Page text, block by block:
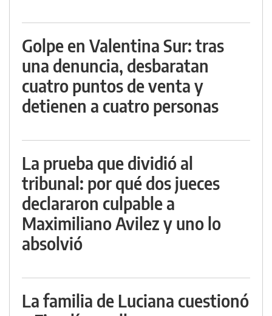
Golpe en Valentina Sur: tras
una denuncia, desbaratan
cuatro puntos de venta y
detienen a cuatro personas
La prueba que dividió al
tribunal: por qué dos jueces
declararon culpable a
Maximiliano Avilez y uno lo
absolvió
La familia de Luciana cuestionó